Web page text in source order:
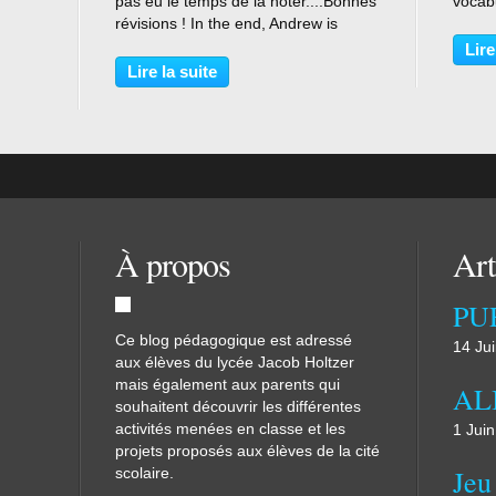
we
révisions ! In the end, Andrew is
Mr Beckett. Wheeler acted that way
probably because he was scared...
Lire la suite
"if
- les
À propos
Ce blog pédagogique est adressé
aux élèves du lycée Jacob Holtzer
mais également aux parents qui
souhaitent découvrir les différentes
activités menées en classe et les
projets proposés aux élèves de la cité
scolaire.
14
1